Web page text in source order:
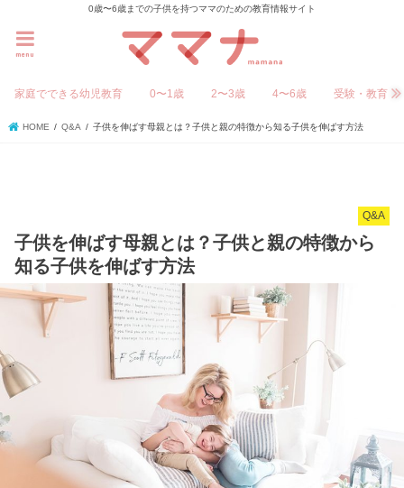
0歳〜6歳までの子供を持つママのための教育情報サイト
menu
家庭でできる幼児教育 0〜1歳 2〜3歳 4〜6歳 受験・教育
HOME Q&A 子供を伸ばす母親とは？子供と親の特徴から知る子供を伸ばす方法
Q&A
子供を伸ばす母親とは？子供と親の特徴から
知る子供を伸ばす方法